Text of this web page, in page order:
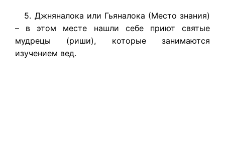
5. Джняналока или Гьяналока (Место знания)
– в этом месте нашли себе приют святые
мудрецы (риши), которые занимаются
изучением вед.